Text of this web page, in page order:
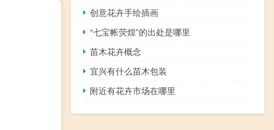
创意花卉手绘插画
“七宝帐荧煌”的出处是哪里
苗木花卉概念
宜兴有什么苗木包装
附近有花卉市场在哪里